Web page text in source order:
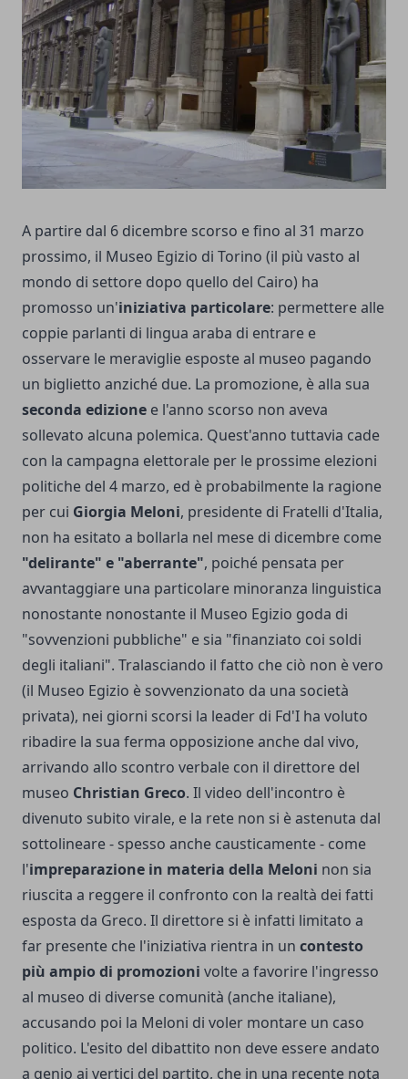
A partire dal 6 dicembre scorso e fino al 31 marzo
prossimo, il Museo Egizio di Torino (il più vasto al
mondo di settore dopo quello del Cairo) ha
promosso un'iniziativa particolare: permettere alle
coppie parlanti di lingua araba di entrare e
osservare le meraviglie esposte al museo pagando
un biglietto anziché due. La promozione, è alla sua
seconda edizione e l'anno scorso non aveva
sollevato alcuna polemica. Quest'anno tuttavia cade
con la campagna elettorale per le prossime elezioni
politiche del 4 marzo, ed è probabilmente la ragione
per cui Giorgia Meloni, presidente di Fratelli d'Italia,
non ha esitato a bollarla nel mese di dicembre come
"delirante" e "aberrante", poiché pensata per
avvantaggiare una particolare minoranza linguistica
nonostante nonostante il Museo Egizio goda di
"sovvenzioni pubbliche" e sia "finanziato coi soldi
degli italiani". Tralasciando il fatto che ciò non è vero
(il Museo Egizio è sovvenzionato da una società
privata), nei giorni scorsi la leader di Fd'I ha voluto
ribadire la sua ferma opposizione anche dal vivo,
arrivando allo scontro verbale con il direttore del
museo Christian Greco. Il video dell'incontro è
divenuto subito virale, e la rete non si è astenuta dal
sottolineare - spesso anche causticamente - come
l'impreparazione in materia della Meloni non sia
riuscita a reggere il confronto con la realtà dei fatti
esposta da Greco. Il direttore si è infatti limitato a
far presente che l'iniziativa rientra in un contesto
più ampio di promozioni volte a favorire l'ingresso
al museo di diverse comunità (anche italiane),
accusando poi la Meloni di voler montare un caso
politico. L'esito del dibattito non deve essere andato
a genio ai vertici del partito, che in una recente nota